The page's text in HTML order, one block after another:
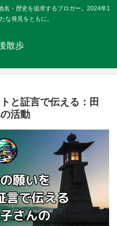
名・歴史を追求するブロガー。2024年1
な発見をともに。
散歩
と証言で伝える：田
活動